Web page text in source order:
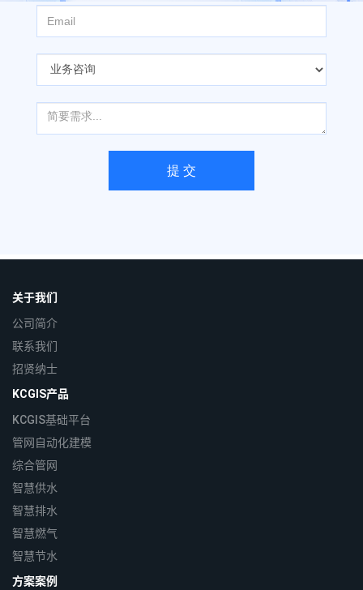
关于我们
公司简介
联系我们
招贤纳士
KCGIS产品
KCGIS基础平台
管网自动化建模
综合管网
智慧供水
智慧排水
智慧燃气
智慧节水
方案案例